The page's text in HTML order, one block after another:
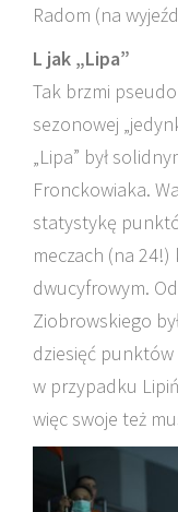
Radom (na
L jak „Lipa”
Tak brzmi
sezonowej
„Lipa” był
Fronckowiaka.
statystykę
meczach (na
dwucyfrowym.
Ziobrowskiego
dziesięć punktów
w przypadku
więc swoje też